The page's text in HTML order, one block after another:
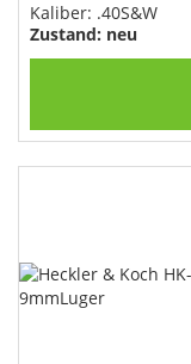
Kaliber: .40S&W
Zustand: neu